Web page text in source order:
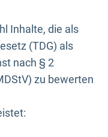
Inhalte, die als
(TDG) als
nach § 2
zu bewerten